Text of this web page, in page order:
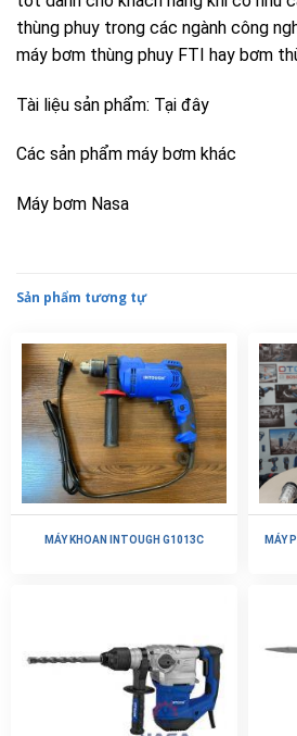
thùng phuy trong các ngành công
máy bơm thùng phuy FTI hay bơm
Tài liệu sản phẩm: Tại đây
Các sản phẩm máy bơm khác
Máy bơm Nasa
Sản phẩm tương tự
MÁY KHOAN INTOUGH G1013C MÁY